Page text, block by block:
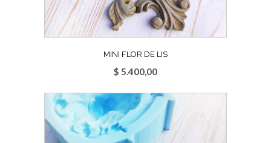
MINI FLOR DE LIS
$ 5.400,00